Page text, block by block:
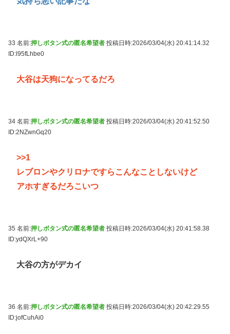
33 名前:押しボタン式の匿名希望者 投稿日時:2026/03/04(水) 20:41:14.32
ID:l95fLhbe0
大谷は天狗になってるだろ
34 名前:押しボタン式の匿名希望者 投稿日時:2026/03/04(水) 20:41:52.50
ID:2NZwnGq20
>>1
レブロンやクリロナですらこんなことしないけど
アホすぎるだろこいつ
35 名前:押しボタン式の匿名希望者 投稿日時:2026/03/04(水) 20:41:58.38
ID:ydQXrL+90
大谷の方がデカイ
36 名前:押しボタン式の匿名希望者 投稿日時:2026/03/04(水) 20:42:29.55
ID:jofCuhAi0